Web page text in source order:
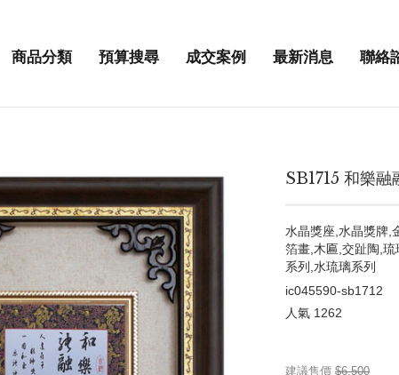
商品分類 預算搜尋 成交案例 最新消息 聯絡
SB1715 和樂融
水晶獎座,水晶獎牌,
箔畫,木匾,交趾陶,
系列,水琉璃系列
ic045590-sb1712
人氣 1262
建議售價 $6,500